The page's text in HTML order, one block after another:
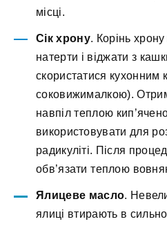
місці.
Сік хрону. Корінь
натерти і віджати з
скористатися
соковижималкою).
навпіл теплою
використовувати для
радикуліті. Після
обв’язати теплою
Ялицеве ​​масло.
ялиці втирають в